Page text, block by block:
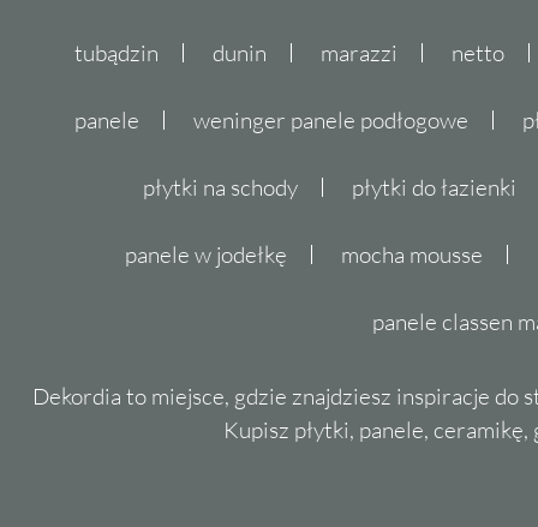
tubądzin dunin marazzi netto
panele weninger panele podłogowe
płytki na schody płytki do łazienki
panele w jodełkę mocha mousse
panele classen
Dekordia to miejsce, gdzie znajdziesz inspiracje do
Kupisz płytki, panele,